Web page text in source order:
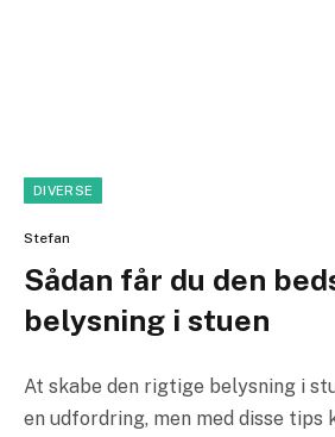
DIVERSE
Stefan
Sådan får du den
belysning i stuen
At skabe den rigtige belysning i
en udfordring, men med disse tips